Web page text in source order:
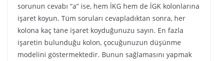
sorunun cevabı “a” ise, hem İKG hem de İGK kolonlarına
işaret koyun. Tüm soruları cevapladıktan sonra, her
kolona kaç tane işaret koyduğunuzu sayın. En fazla
işaretin bulunduğu kolon, çocuğunuzun düşünme
modelini göstermektedir. Bunun sağlamasını yapmak